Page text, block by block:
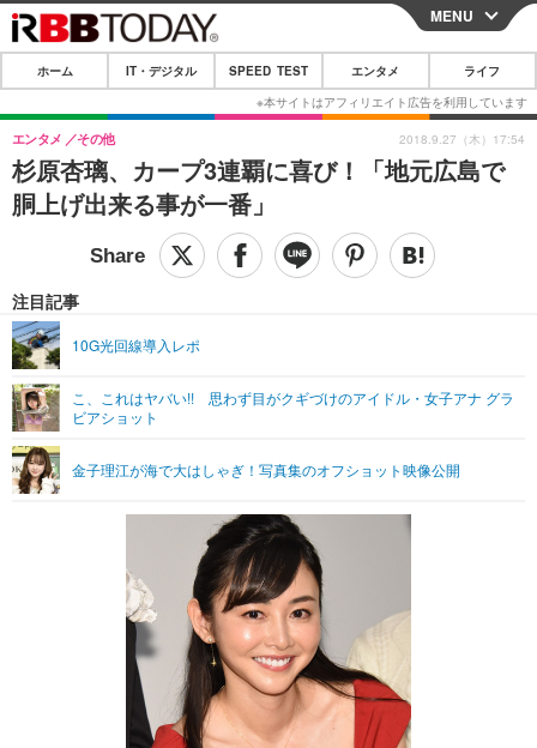
CLOSE
ホーム
IT・デジタル
IT・デジタルTOP スマートフォン
ショッピング その他
SPEED TEST
エンタメTOP 映画・ドラマ
グラビア
ショッピング その他
ライフTOP
その他
リリース一覧
プッシュ通知の停止方法
MENU
ホーム IT・デジタル SPEED TEST エンタメ ライフ
杉原杏璃、カープ3連覇に喜び！「地元広島で
胴上げ出来る事が一番」
エンタメ その他
注目記事
10G光回線導入レポ
こ、これはヤバい!! 思わず目がクギづけのアイドル・女子アナ グラ
ビアショット
金子理江が海で大はしゃぎ！写真集のオフショット映像公開
2018.9.27（木）17:54